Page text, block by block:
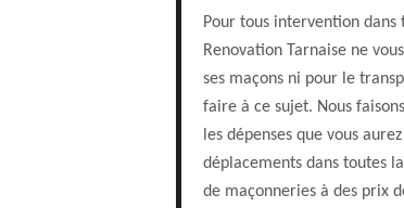
Pour tous intervention dans
Renovation Tarnaise ne
ses maçons ni pour le
faire à ce sujet. Nous
les dépenses que vous
déplacements dans toutes
de maçonneries à des prix